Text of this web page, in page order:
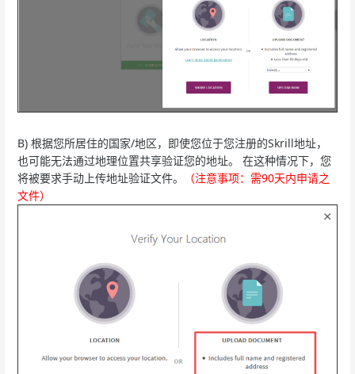
B) 根据您所居住的国家/地区，即使您位于您注册的Skrill地址，
也可能无法通过地理位置共享验证您的地址。 在这种情况下，您
将被要求手动上传地址验证文件。
（注意事项：需90天内申请之
文件）